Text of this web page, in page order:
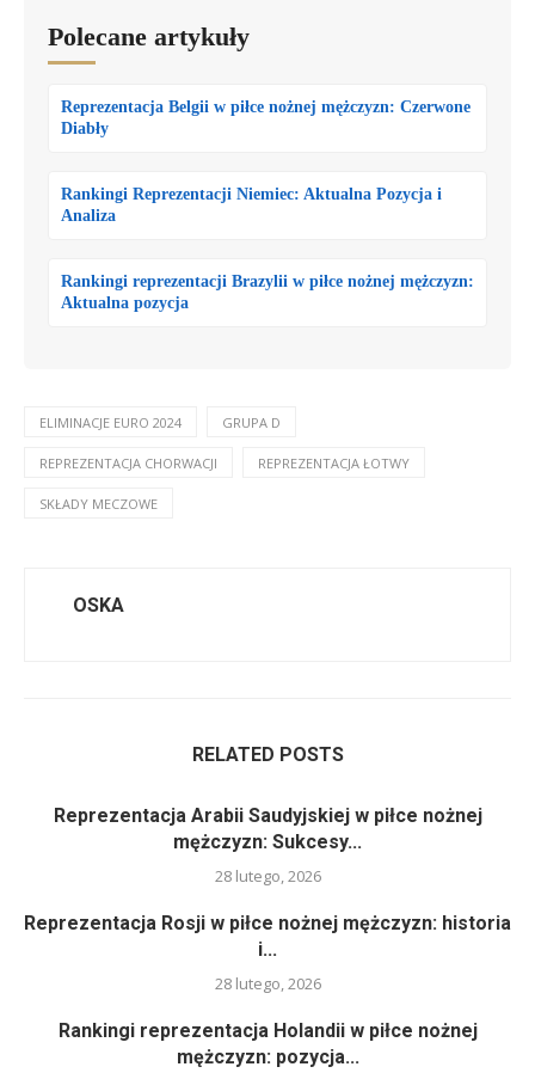
Polecane artykuły
Reprezentacja Belgii w piłce nożnej mężczyzn: Czerwone
Diabły
Rankingi Reprezentacji Niemiec: Aktualna Pozycja i
Analiza
Rankingi reprezentacji Brazylii w piłce nożnej mężczyzn:
Aktualna pozycja
ELIMINACJE EURO 2024 GRUPA D
REPREZENTACJA CHORWACJI REPREZENTACJA ŁOTWY
SKŁADY MECZOWE
OSKA
RELATED POSTS
Reprezentacja Arabii Saudyjskiej w piłce nożnej
mężczyzn: Sukcesy...
28 lutego, 2026
Reprezentacja Rosji w piłce nożnej mężczyzn: historia
i...
28 lutego, 2026
Rankingi reprezentacja Holandii w piłce nożnej
mężczyzn: pozycja...